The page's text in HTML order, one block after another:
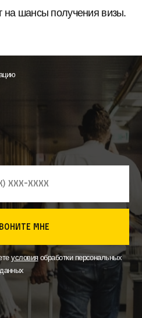
на шансы получения визы.
мне
условияобработки персональных
данных